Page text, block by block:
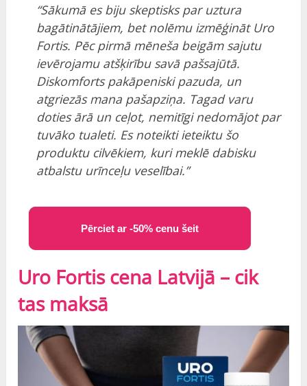
“Sākumā es biju skeptisks par uztura
bagātinātājiem, bet nolēmu izmēģināt Uro
Fortis. Pēc pirmā mēneša beigām sajutu
ievērojamu atšķirību savā pašsajūtā.
Diskomforts pakāpeniski pazuda, un
atgriezās mana pašapziņa. Tagad varu
doties ārā un ceļot, nemitīgi nedomājot par
tuvāko tualeti. Es noteikti ieteiktu šo
produktu cilvēkiem, kuri meklē dabisku
atbalstu urīnceļu veselībai.”
Pērciet ar -50% cenu šeit
Uro Fortis cena Latvijā – cik
tas maksā